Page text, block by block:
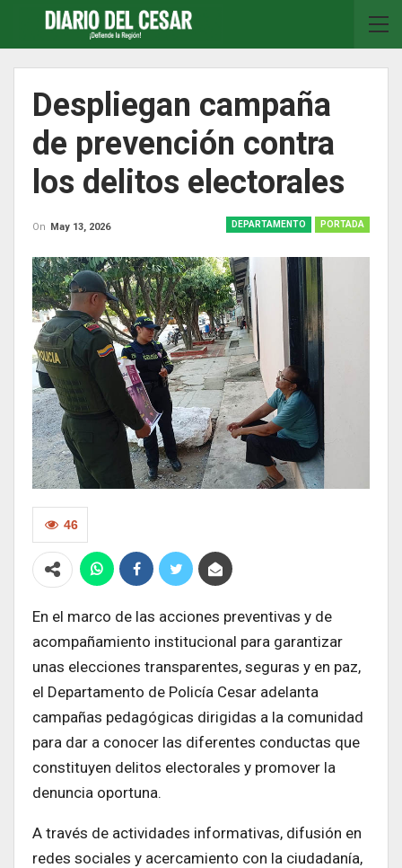
Despliegan campaña
de prevención contra
los delitos electorales
DEPARTAMENTO PORTADA
On May 13, 2026
46
En el marco de las acciones preventivas y de
acompañamiento institucional para garantizar
unas elecciones transparentes, seguras y en paz,
el Departamento de Policía Cesar adelanta
campañas pedagógicas dirigidas a la comunidad
para dar a conocer las diferentes conductas que
constituyen delitos electorales y promover la
denuncia oportuna.
A través de actividades informativas, difusión en
redes sociales y acercamiento con la ciudadanía,